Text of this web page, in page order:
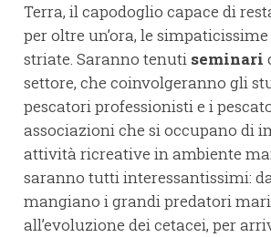
Terra, il capodoglio capace di
per oltre un’ora, le
striate. Saranno tenuti seminari
settore, che coinvolgeranno gli
pescatori professionisti e i
associazioni che si occupano di
attività ricreative in ambiente
saranno tutti interessantissimi:
mangiano i grandi predatori
all’evoluzione dei cetacei, per